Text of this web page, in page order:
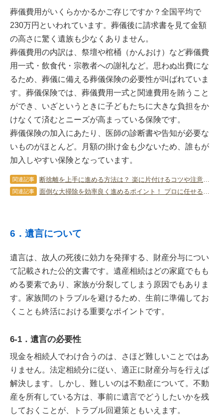
葬儀費用がいくらかかるかご存じですか？全国平均で
230万円といわれています。葬儀後に請求書を見て金額
の高さに驚く遺族も少なくありません。
葬儀費用の内訳は、祭壇や棺桶（かんおけ）など葬儀費
用一式・飲食代・宗教者への謝礼など。思わぬ出費にな
るため、葬儀に備える葬儀保険の必要性が叫ばれていま
す。葬儀保険では、葬儀費用一式と関連費用を賄うこと
ができ、いざというときに子どもたちに大きな負担をか
けなくて済むとニーズが高まっている保険です。
葬儀保険の加入にあたり、医師の診断書や告知が必要な
いものがほとんど。月額の掛け金も少ないため、誰もが
加入しやすい保険となっています。
関連記事
関連記事
6．遺言について
遺言は、故人の死後に効力を発揮する、財産分与につい
て記載された公的文書です。遺産相続はどの家庭でもも
める要素であり、家族が分裂してしまう原因でもありま
す。家族間のトラブルを避けるため、生前に準備してお
くことも終活における重要なポイントです。
6-1．遺言の必要性
現金を相続人でわけ合うのは、さほど難しいことではあ
りません。法定相続分に従い、適正に財産分与を行えば
解決します。しかし、難しいのは不動産について。不動
産を所有している方は、事前に遺言でどうしたいかを残
しておくことが、トラブル回避策ともいえます。